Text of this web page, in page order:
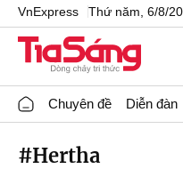
VnExpress Thứ năm, 6/8/
Chuyên đề Diễn đàn
#Hertha